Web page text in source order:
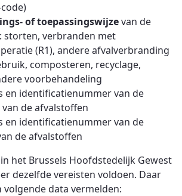
code)
of toepassingswijzevan de
storten, verbranden met
(R1), andere afvalverbranding
composteren, recyclage,
voorbehandeling
en identificatienummer van de
van de afvalstoffen
en identificatienummer van de
de afvalstoffen
het Brussels Hoofdstedelijk Gewest
dezelfde vereisten voldoen. Daar
data vermelden: